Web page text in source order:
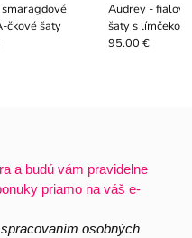
čkové šaty
Audrey -
šaty s límčekom
95.00 €
a budú vám pravidelne
priamo na váš e-
spracovaním osobných